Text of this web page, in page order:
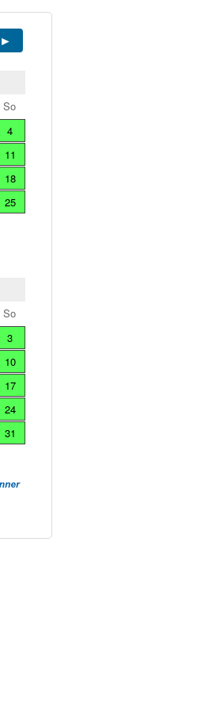
So
4
11
18
25
So
3
10
17
24
31